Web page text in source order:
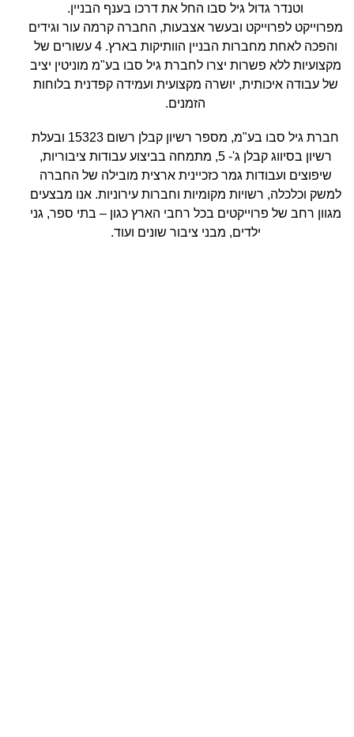
וטנדר גדול גיל סבו החל את דרכו בענף הבניין.
מפרוייקט לפרוייקט ובעשר אצבעות, החברה קרמה עור וגידים
והפכה לאחת מחברות הבניין הוותיקות בארץ. 4 עשורים של
מקצועיות ללא פשרות יצרו לחברת גיל סבו בע"מ מוניטין יציב
של עבודה איכותית, יושרה מקצועית ועמידה קפדנית בלוחות
הזמנים.
חברת גיל סבו בע"מ, מספר רשיון קבלן רשום 15323 ובעלת
רשיון בסיווג קבלן ג'- 5, מתמחה בביצוע עבודות ציבוריות,
שיפוצים ועבודות גמר כזכיינית ארצית מובילה של החברה
למשק וכלכלה, רשויות מקומיות וחברות עירוניות. אנו מבצעים
מגוון רחב של פרוייקטים בכל רחבי הארץ כגון – בתי ספר, גני
ילדים, מבני ציבור שונים ועוד.